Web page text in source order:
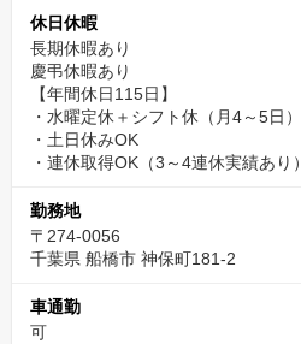
休日休暇
長期休暇あり
慶弔休暇あり
【年間休日115日】
・水曜定休＋シフト休（月4～5日）
・土日休みOK
・連休取得OK（3～4連休実績あり）
勤務地
〒274-0056
千葉県 船橋市 神保町181-2
車通勤
可